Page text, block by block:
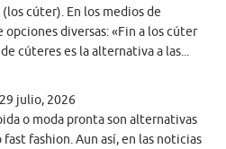
cúter). En los medios de
diversas: «Fin a los cúter
cúteres es la alternativa a las...
29 julio, 2026
o moda pronta son alternativas
fashion. Aun así, en las noticias